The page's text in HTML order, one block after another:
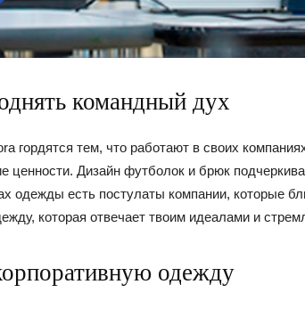
командный дух
гордятся тем, что работают в своих
ценности. Дизайн футболок и брюк
одежды есть постулаты компании, которые
которая отвечает твоим идеалами и
одежду